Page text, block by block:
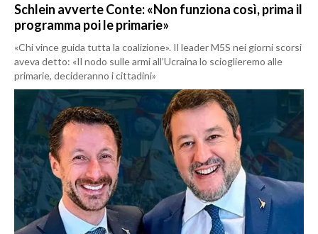
Schlein avverte Conte: «Non funziona così, prima il
programma poi le primarie»
«Chi vince guida tutta la coalizione». Il leader M5S nei giorni scorsi
aveva detto: «Il nodo sulle armi all’Ucraina lo scioglieremo alle
primarie, decideranno i cittadini»